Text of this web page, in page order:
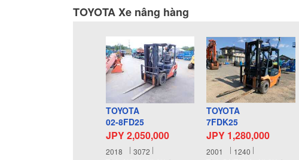
TOYOTA Xe nâng hàng
TOYOTA
02-8FD25
JPY 2,050,000
2018
3072
TOYOTA
7FDK25
JPY 1,280,000
2001
1240